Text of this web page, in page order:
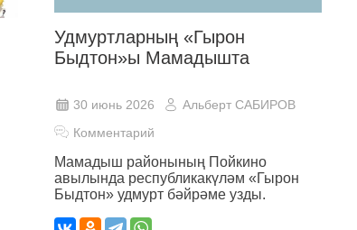
Удмуртларның «Гырон
Быдтон»ы Мамадышта
30 июнь 2026
Альберт САБИРОВ
Комментарий
Мамадыш районының Пойкино
авылында республикакүләм «Гырон
Быдтон» удмурт бәйрәме узды.